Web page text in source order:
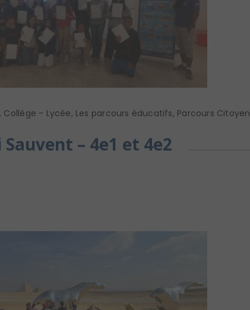
, Collège - Lycée, Les parcours éducatifs, Parcours Citoyen
– 4e1 et 4e2